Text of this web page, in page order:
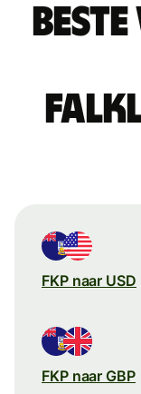
FKP naar USD
FKP naar GBP